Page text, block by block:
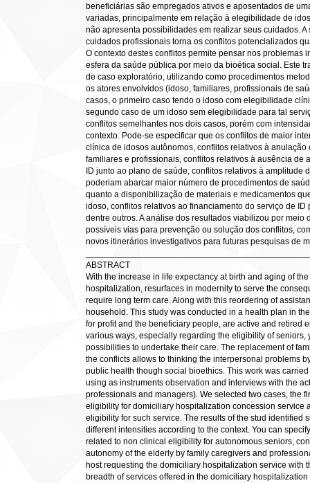
beneficiárias são empregados ativos e aposentados de
variadas, principalmente em relação à elegibilidade de
não apresenta possibilidades em realizar seus cuidados.
cuidados profissionais torna os conflitos potencializados
O contexto destes conflitos permite pensar nos problemas
esfera da saúde pública por meio da bioética social. Este
de caso exploratório, utilizando como procedimentos
os atores envolvidos (idoso, familiares, profissionais de
casos, o primeiro caso tendo o idoso com elegibilidade
segundo caso de um idoso sem elegibilidade para tal
conflitos semelhantes nos dois casos, porém com
contexto. Pode-se especificar que os conflitos de maior
clínica de idosos autônomos, conflitos relativos à
familiares e profissionais, conflitos relativos à ausência de
ID junto ao plano de saúde, conflitos relativos à amplitude
poderiam abarcar maior número de procedimentos de
quanto a disponibilização de materiais e medicamentos
idoso, conflitos relativos ao financiamento do serviço de
dentre outros. A análise dos resultados viabilizou por meio
possíveis vias para prevenção ou solução dos conflitos,
novos itinerários investigativos para futuras pesquisas de
ABSTRACT
With the increase in life expectancy at birth and aging of
hospitalization, resurfaces in modernity to serve the
require long term care. Along with this reordering of
household. This study was conducted in a health plan in
for profit and the beneficiary people, are active and retired
various ways, especially regarding the eligibility of
possibilities to undertake their care. The replacement of
the conflicts allows to thinking the interpersonal problems
public health though social bioethics. This work was
using as instruments observation and interviews with the
professionals and managers). We selected two cases, the
eligibility for domiciliary hospitalization concession service
eligibility for such service. The results of the stud identified
different intensities according to the context. You can
related to non clinical eligibility for autonomous seniors,
autonomy of the elderly by family caregivers and
host requesting the domiciliary hospitalization service with
breadth of services offered in the domiciliary